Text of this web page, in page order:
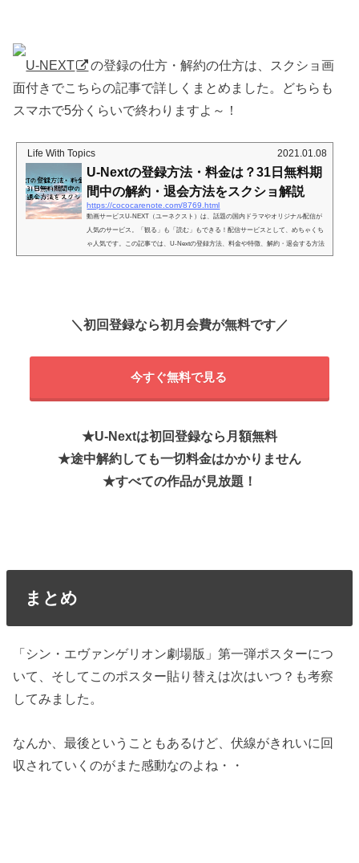
U-NEXT
の登録の仕方・解約の仕方は、スクショ画
面付きでこちらの記事で詳しくまとめました。どちらも
スマホで5分くらいで終わりますよ～！
Life With Topics 2021.01.08
U-Nextの登録方法・料金は？31日無料期
間中の解約・退会方法をスクショ解説
https://cococarenote.com/8769.html
動画サービスU-NEXT（ユーネクスト）は、話題の国内ドラマやオリジナル配信が
人気のサービス。「観る」も「読む」もできる！配信サービスとして、めちゃくち
ゃ人気です。この記事では、U-Nextの登録方法、料金や特徴、解約・退会する方法
に加えて、U-NEXT動画で見れる動画やブック（雑誌・漫画など）についてもご紹
＼初回登録なら初月会費が無料です／
今すぐ無料で見る
★U-Nextは初回登録なら月額無料
★途中解約しても一切料金はかかりません
★すべての作品が見放題！
まとめ
「シン・エヴァンゲリオン劇場版」第一弾ポスターにつ
いて、そしてこのポスター貼り替えは次はいつ？も考察
してみました。
なんか、最後ということもあるけど、伏線がきれいに回
収されていくのがまた感動なのよね・・